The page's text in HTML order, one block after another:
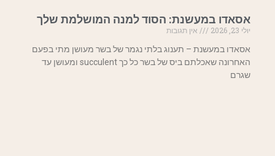
אסאדו במעשנת: הסוד למנה המושלמת שלך
יולי 23, 2026
אין תגובות
אסאדו במעשנת – תענוג בלתי נגמר של בשר מעושן מתי בפעם
האחרונה שאכלתם ביס של בשר כל כך succulent ומעושן עד
שגרם